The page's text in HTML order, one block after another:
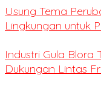
Usung Tema
Lingkungan untuk
Industri Gula Blora
Dukungan Lintas